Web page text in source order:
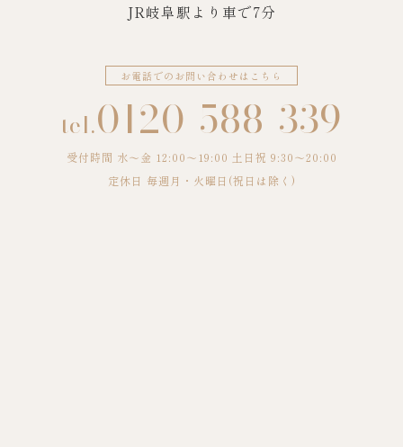
JR岐阜駅より車で7分
お電話でのお問い合わせはこちら
tel.0120-588-339
受付時間 水〜金 12:00～19:00 土日祝 9:30～20:00
定休日 毎週月・火曜日(祝日は除く)